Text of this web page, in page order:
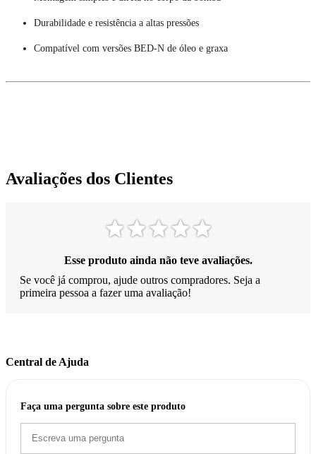
Durabilidade e resistência a altas pressões
Compatível com versões BED-N de óleo e graxa
Avaliações dos Clientes
Esse produto ainda não teve avaliações.
Se você já comprou, ajude outros compradores. Seja a
primeira pessoa a fazer uma avaliação!
Central de Ajuda
Faça uma pergunta sobre este produto